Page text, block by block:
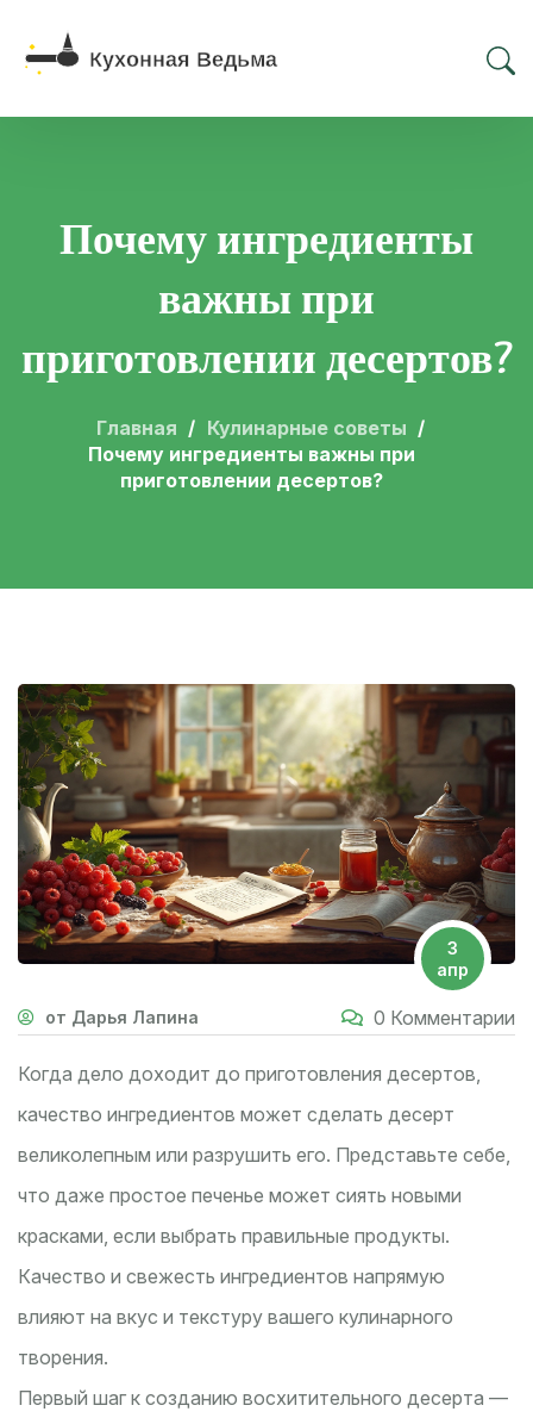
Почему ингредиенты
важны при
приготовлении десертов?
Главная
Кулинарные советы
Почему ингредиенты важны при
приготовлении десертов?
3
апр
от Дарья Лапина 0 Комментарии
Когда дело доходит до приготовления десертов,
качество ингредиентов может сделать десерт
великолепным или разрушить его. Представьте себе,
что даже простое печенье может сиять новыми
красками, если выбрать правильные продукты.
Качество и свежесть ингредиентов напрямую
влияют на вкус и текстуру вашего кулинарного
творения.
Первый шаг к созданию восхитительного десерта —